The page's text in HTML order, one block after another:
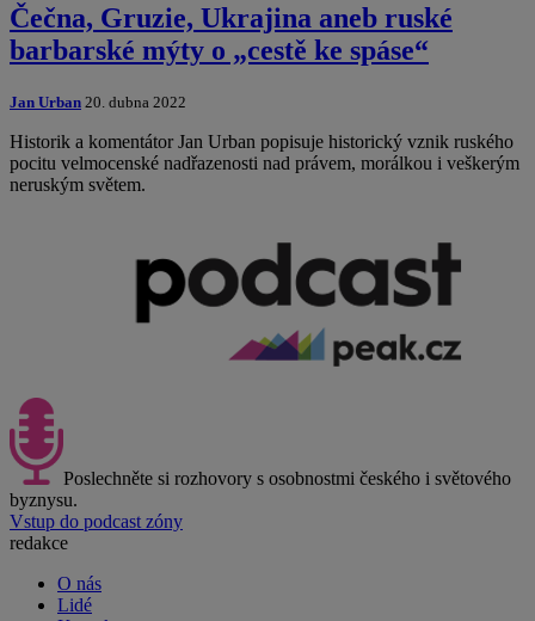
Čečna, Gruzie, Ukrajina aneb ruské
barbarské mýty o „cestě ke spáse“
Jan Urban 20. dubna 2022
Historik a komentátor Jan Urban popisuje historický vznik ruského
pocitu velmocenské nadřazenosti nad právem, morálkou i veškerým
neruským světem.
Poslechněte si rozhovory s osobnostmi českého i světového
byznysu.
Vstup do podcast zóny
redakce
O nás
Lidé